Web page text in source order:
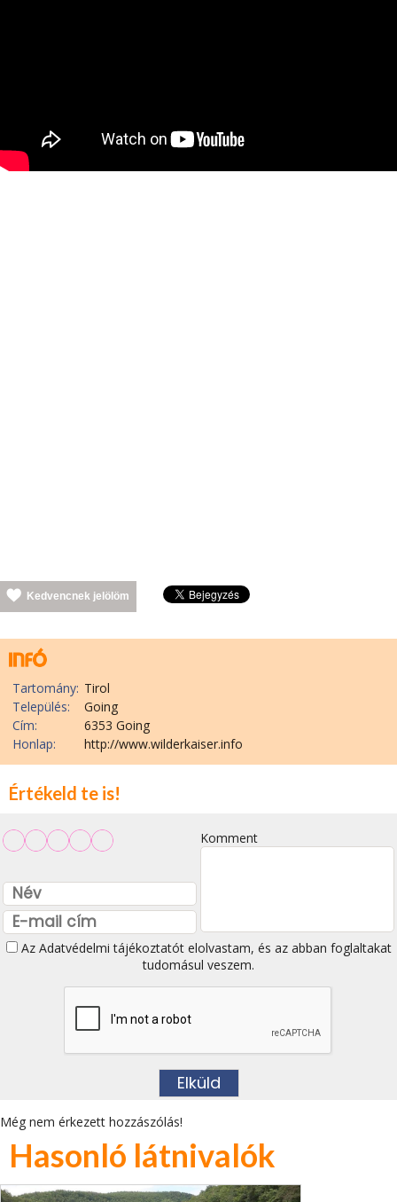
Kedvencnek jelölöm
Tartomány: Tirol
Település:
Going
Cím:
6353 Going
Honlap:
http://www.wilderkaiser.info
Értékeld te is!
Komment
Az Adatvédelmi tájékoztatótelolvastam, és az abban foglaltakat
tudomásul veszem.
Még nem érkezett hozzászólás!
Hasonló látnivalók